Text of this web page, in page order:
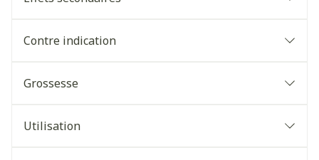
Contre indication
Grossesse
Utilisation